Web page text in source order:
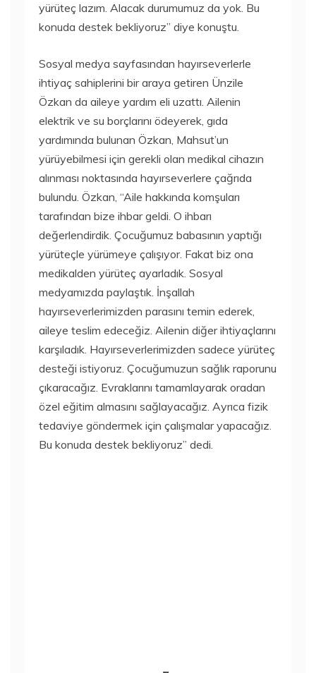
yürüteç lazım. Alacak durumumuz da yok. Bu
konuda destek bekliyoruz” diye konuştu.
Sosyal medya sayfasından hayırseverlerle
ihtiyaç sahiplerini bir araya getiren Ünzile
Özkan da aileye yardım eli uzattı. Ailenin
elektrik ve su borçlarını ödeyerek, gıda
yardımında bulunan Özkan, Mahsut’un
yürüyebilmesi için gerekli olan medikal cihazın
alınması noktasında hayırseverlere çağrıda
bulundu. Özkan, “Aile hakkında komşuları
tarafından bize ihbar geldi. O ihbarı
değerlendirdik. Çocuğumuz babasının yaptığı
yürüteçle yürümeye çalışıyor. Fakat biz ona
medikalden yürüteç ayarladık. Sosyal
medyamızda paylaştık. İnşallah
hayırseverlerimizden parasını temin ederek,
aileye teslim edeceğiz. Ailenin diğer ihtiyaçlarını
karşıladık. Hayırseverlerimizden sadece yürüteç
desteği istiyoruz. Çocuğumuzun sağlık raporunu
çıkaracağız. Evraklarını tamamlayarak oradan
özel eğitim almasını sağlayacağız. Ayrıca fizik
tedaviye göndermek için çalışmalar yapacağız.
Bu konuda destek bekliyoruz” dedi.